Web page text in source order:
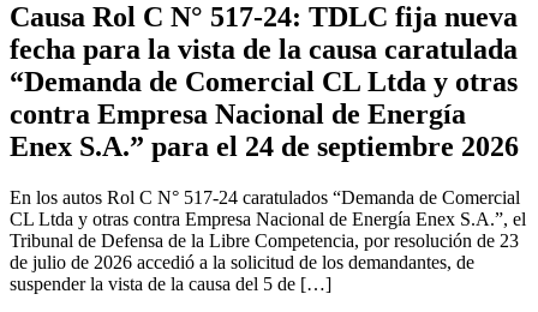
Causa Rol C N° 517-24: TDLC fija nueva
fecha para la vista de la causa caratulada
“Demanda de Comercial CL Ltda y otras
contra Empresa Nacional de Energía
Enex S.A.” para el 24 de septiembre 2026
En los autos Rol C N° 517-24 caratulados “Demanda de Comercial
CL Ltda y otras contra Empresa Nacional de Energía Enex S.A.”, el
Tribunal de Defensa de la Libre Competencia, por resolución de 23
de julio de 2026 accedió a la solicitud de los demandantes, de
suspender la vista de la causa del 5 de […]